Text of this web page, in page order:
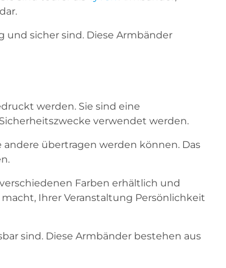
und sicher sind. Diese Armbänder
werden. Sie sind eine
verwendet werden.
übertragen werden können. Das
Farben erhältlich und
Ihrer Veranstaltung Persönlichkeit
sind. Diese Armbänder bestehen aus